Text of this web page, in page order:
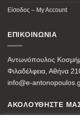
Είσοδος – My Account
ΕΠΙΚΟΙΝΩΝΙΑ
Αντωνόπουλος
Φιλαδέλφεια, Αθήνα
info@e-
ΑΚΟΛΟΥΘΗΣΤΕ